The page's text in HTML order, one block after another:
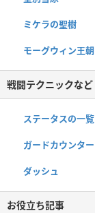
ミケラの聖樹
モーグウィン王朝
戦闘テクニックなど
ステータスの一覧
ガードカウンター
ダッシュ
お役立ち記事